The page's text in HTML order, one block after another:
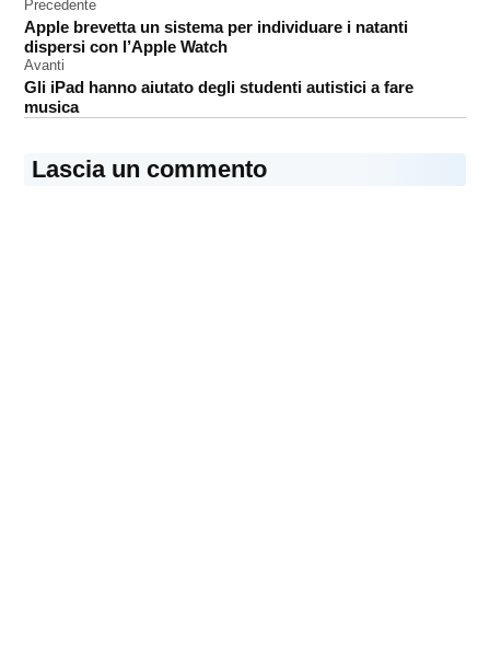
Navigazione
articoli
Precedente
Apple brevetta un sistema per individuare i natanti
dispersi con l’Apple Watch
Avanti
Gli iPad hanno aiutato degli studenti autistici a fare
musica
Lascia un commento